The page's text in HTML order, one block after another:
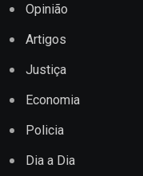
Opinião
Artigos
Justiça
Economia
Policia
Dia a Dia